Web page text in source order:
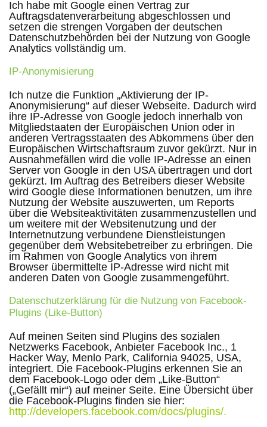
Ich habe mit Google einen Vertrag zur
Auftragsdatenverarbeitung abgeschlossen und
setzen die strengen Vorgaben der deutschen
Datenschutzbehörden bei der Nutzung von Google
Analytics vollständig um.
IP-Anonymisierung
Ich nutze die Funktion „Aktivierung der IP-
Anonymisierung“ auf dieser Webseite. Dadurch wird
ihre IP-Adresse von Google jedoch innerhalb von
Mitgliedstaaten der Europäischen Union oder in
anderen Vertragsstaaten des Abkommens über den
Europäischen Wirtschaftsraum zuvor gekürzt. Nur in
Ausnahmefällen wird die volle IP-Adresse an einen
Server von Google in den USA übertragen und dort
gekürzt. Im Auftrag des Betreibers dieser Website
wird Google diese Informationen benutzen, um ihre
Nutzung der Website auszuwerten, um Reports
über die Websiteaktivitäten zusammenzustellen und
um weitere mit der Websitenutzung und der
Internetnutzung verbundene Dienstleistungen
gegenüber dem Websitebetreiber zu erbringen. Die
im Rahmen von Google Analytics von ihrem
Browser übermittelte IP-Adresse wird nicht mit
anderen Daten von Google zusammengeführt.
Datenschutzerklärung für die Nutzung von Facebook-
Plugins (Like-Button)
Auf meinen Seiten sind Plugins des sozialen
Netzwerks Facebook, Anbieter Facebook Inc., 1
Hacker Way, Menlo Park, California 94025, USA,
integriert. Die Facebook-Plugins erkennen Sie an
dem Facebook-Logo oder dem „Like-Button“
(„Gefällt mir“) auf meiner Seite. Eine Übersicht über
die Facebook-Plugins finden sie hier:
http://developers.facebook.com/docs/plugins/.